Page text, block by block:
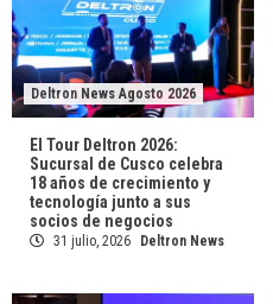
Deltron News Agosto 2026
El Tour Deltron 2026:
Sucursal de Cusco celebra
18 años de crecimiento y
tecnología junto a sus
socios de negocios
31 julio, 2026 Deltron News